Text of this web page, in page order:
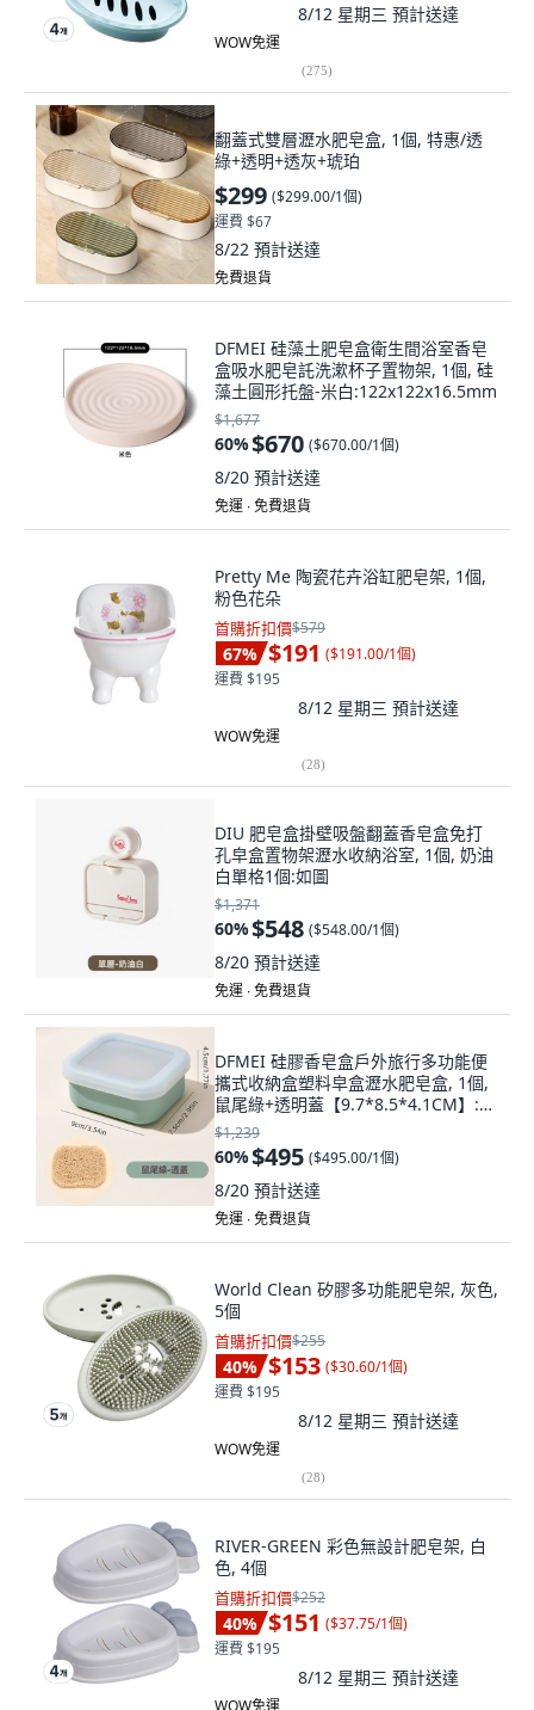
8/12 星期三 預計送達
WOW免運
(275)
翻蓋式雙層瀝水肥皂盒, 1個, 特惠/透
綠+透明+透灰+琥珀
$299 ($299.00/1個)
運費 $67
8/22 預計送達
免費退貨
DFMEI 硅藻土肥皂盒衛生間浴室香皂
盒吸水肥皂託洗漱杯子置物架, 1個, 硅
藻土圓形托盤-米白:122x122x16.5mm
$1,677
60%$670 ($670.00/1個)
8/20 預計送達
免運 ∙ 免費退貨
Pretty Me 陶瓷花卉浴缸肥皂架, 1個,
粉色花朵
首購折扣價$579
67% $191 ($191.00/1個)
運費 $195
8/12 星期三 預計送達
WOW免運
(28)
DIU 肥皂盒掛壁吸盤翻蓋香皂盒免打
孔皁盒置物架瀝水收納浴室, 1個, 奶油
白單格1個:如圖
$1,371
60%$548 ($548.00/1個)
8/20 預計送達
免運 ∙ 免費退貨
DFMEI 硅膠香皂盒戶外旅行多功能便
攜式收納盒塑料皁盒瀝水肥皂盒, 1個,
鼠尾綠+透明蓋【9.7*8.5*4.1CM】:如
圖
$1,239
60%$495 ($495.00/1個)
8/20 預計送達
免運 ∙ 免費退貨
World Clean 矽膠多功能肥皂架, 灰色,
5個
首購折扣價$255
40% $153 ($30.60/1個)
運費 $195
8/12 星期三 預計送達
WOW免運
(28)
RIVER-GREEN 彩色無設計肥皂架, 白
色, 4個
首購折扣價$252
40% $151 ($37.75/1個)
運費 $195
8/12 星期三 預計送達
WOW免運